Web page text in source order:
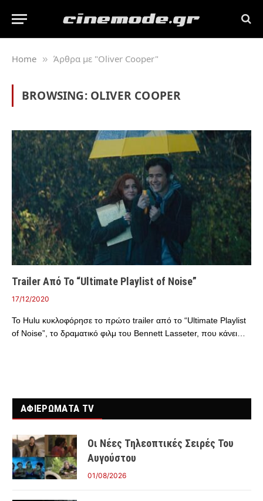
Home » Άρθρα με "Oliver Cooper"
BROWSING: OLIVER COOPER
Trailer Από Το “Ultimate Playlist of Noise”
17/12/2020
Το Hulu κυκλοφόρησε το πρώτο trailer από το “Ultimate Playlist
of Noise”, το δραματικό φιλμ του Bennett Lasseter, που κάνει…
ΑΦΙΕΡΩΜΑΤΑ TV
Οι Νέες Τηλεοπτικές Σειρές Του
Αυγούστου
01/08/2026